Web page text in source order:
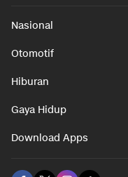
Nasional
Otomotif
Hiburan
Gaya Hidup
Download Apps